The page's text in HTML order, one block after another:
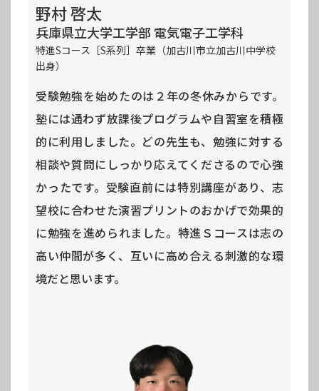
野村 啓太
兵庫県立大学工学部 電気電子工学科
特進Sコース［S系列］卒業（加古川市立加古川中学校
出身）
受験勉強を始めたのは２年の冬休みからです。
塾には通わず放課後プログラムや自習室を積極
的に利用しました。どの先生も、勉強に対する
相談や質問にしっかり応えてくださるので心強
かったです。受験直前には特別講座があり、志
望校に合わせた演習プリントのおかげで効果的
に勉強を進められました。特進Ｓコースは志の
高い仲間が多く、互いに高め合える刺激的な環
境だと思います。